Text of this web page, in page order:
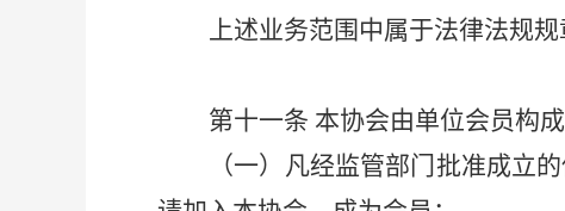
上述业务范围中属于法律法规
第十一条 本协会由单位会员构成
（一）凡经监管部门批准成立